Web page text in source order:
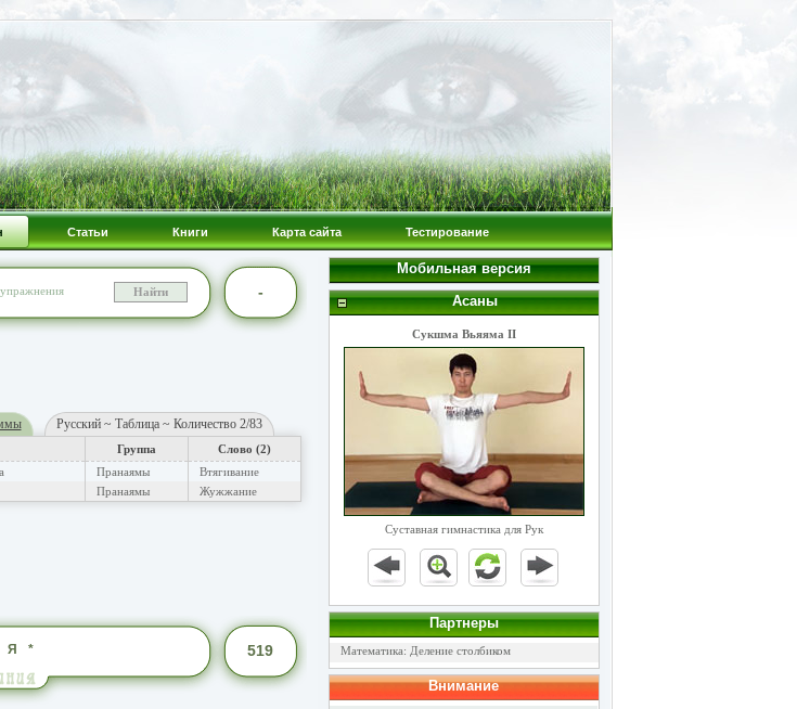
Статьи Книги Карта сайта Тестирование
-
Русский ~ Таблица ~ Количество 2/83
Группа
Слово (2)
Пранаямы
Втягивание
Пранаямы Жужжание
Я * 519
Мобильная версия
Асаны
Сукшма Вьяяма II
Суставная гимнастика для Рук
Партнеры
Математика: Деление столбиком
Внимание